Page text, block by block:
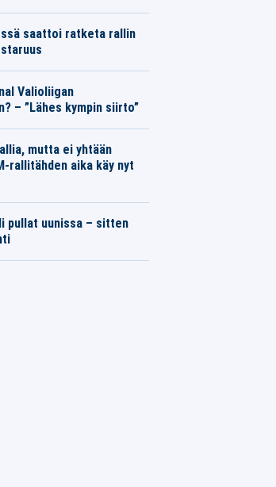
saattoi ratketa rallin
Valioliigan
– ”Lähes kympin siirto”
mutta ei yhtään
rallitähden aika käy nyt
pullat uunissa – sitten